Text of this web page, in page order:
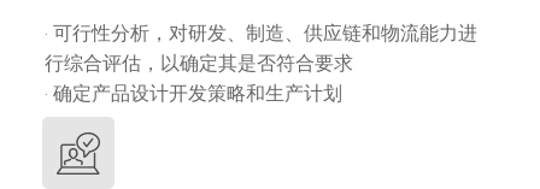
· 可行性分析，对研发、制造、供应链和物流能力进
行综合评估，以确定其是否符合要求
· 确定产品设计开发策略和生产计划